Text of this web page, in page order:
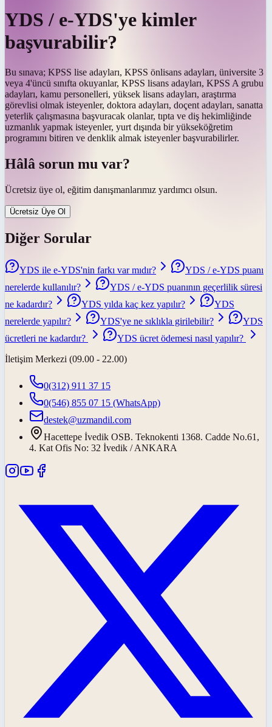
YDS / e-YDS'ye kimler
başvurabilir?
Bu sınava; KPSS lise adayları, KPSS önlisans adayları, üniversite 3
veya 4'üncü sınıfta okuyanlar, KPSS lisans adayları, KPSS A grubu
adayları, kamu personelleri, yüksek lisans adayları, araştırma
görevlisi olmak isteyenler, doktora adayları, doçent adayları, sanatta
yeterlik çalışmasına başvuracak olanlar, tıpta ve diş hekimliğinde
uzmanlık yapmak isteyenler, yurt dışında bir yükseköğretim
programını bitiren ve denklik almak isteyenler başvurabilirler.
Hâlâ sorun mu var?
Ücretsiz üye ol, eğitim danışmanlarımız yardımcı olsun.
Ücretsiz Üye Ol
Diğer Sorular
YDS ile e-YDS'nin farkı var mıdır?
YDS / e-YDS puanı
nerelerde kullanılır?
YDS / e-YDS puanının geçerlilik süresi
ne kadardır?
YDS yılda kaç kez yapılır?
YDS
nerelerde yapılır?
YDS'ye ne sıklıkla girilebilir?
YDS
ücretleri ne kadardır?
YDS ücret ödemesi nasıl yapılır?
İletişim Merkezi (09.00 - 22.00)
0(312) 911 37 15
0(546) 855 07 15 (WhatsApp)
destek@uzmandil.com
Hacettepe İvedik OSB. Teknokenti 1368. Cadde No.61,
4. Kat Ofis No: 32 İvedik / ANKARA